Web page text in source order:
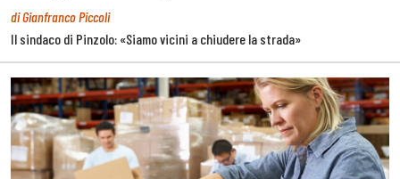
di Gianfranco Piccoli
Il sindaco di Pinzolo: «Siamo vicini a chiudere la strada»